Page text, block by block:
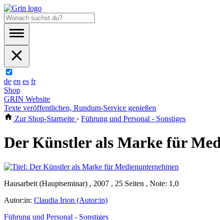
de en es fr
Shop
GRIN Website
Texte veröffentlichen, Rundum-Service genießen
Zur Shop-Startseite › Führung und Personal - Sonstiges
Der Künstler als Marke für
Hausarbeit (Hauptseminar) , 2007 , 25 Seiten , Note: 1,0
Autor:in: Claudia Irion (Autor:in)
Führung und Personal - Sonstiges